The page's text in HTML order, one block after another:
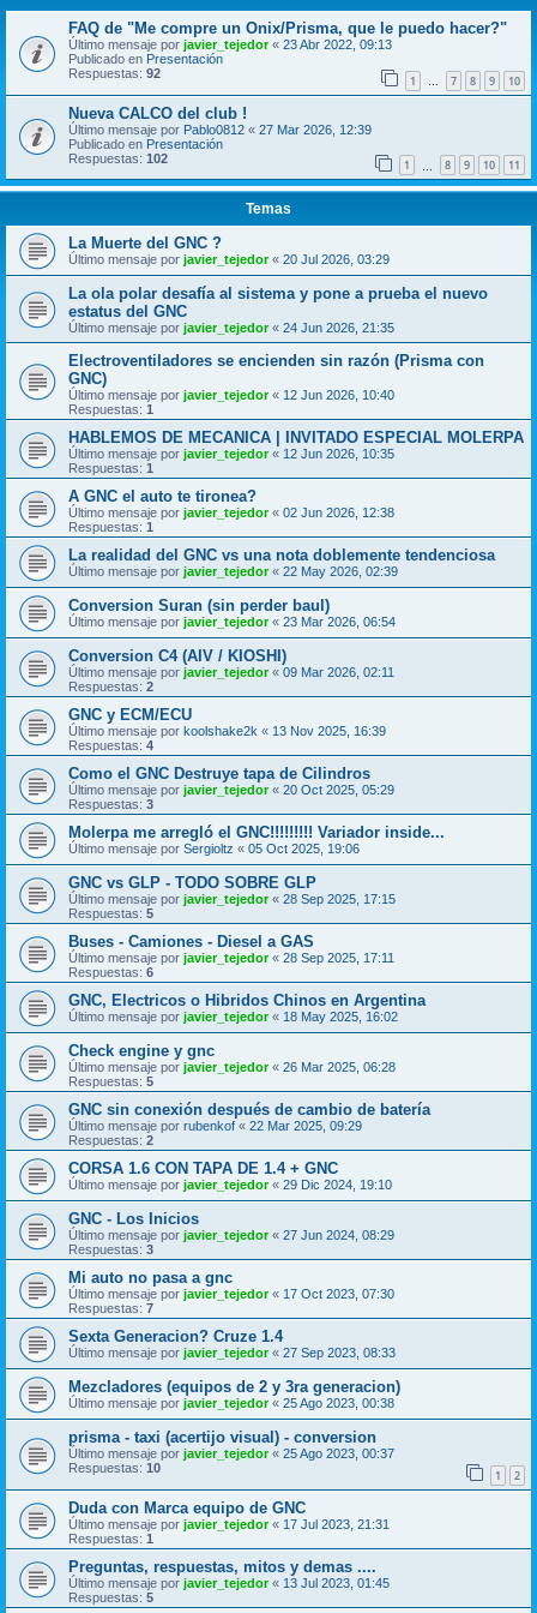
FAQ de "Me compre un Onix/Prisma, que le puedo hacer?"
Último mensaje por javier_tejedor« 23 Abr 2022, 09:13
Publicado en Presentación
Respuestas: 92 1 … 7 8 9 10
Nueva CALCO del club !
Último mensaje por Pablo0812 « 27 Mar 2026, 12:39
Publicado en Presentación
Respuestas: 102 1 8 9 10 11
Temas
La Muerte del GNC ?
Último mensaje por javier_tejedor« 20 Jul 2026, 03:29
La ola polar desafía al sistema y pone a prueba el nuevo
estatus del GNC
Último mensaje por javier_tejedor« 24 Jun 2026, 21:35
Electroventiladores se encienden sin razón (Prisma con
GNC)
Último mensaje por javier_tejedor« 12 Jun 2026, 10:40
Respuestas: 1
HABLEMOS DE MECANICA | INVITADO ESPECIAL MOLERPA
Último mensaje por javier_tejedor« 12 Jun 2026, 10:35
Respuestas: 1
A GNC el auto te tironea?
Último mensaje por javier_tejedor« 02 Jun 2026, 12:38
Respuestas: 1
La realidad del GNC vs una nota doblemente tendenciosa
Último mensaje por javier_tejedor« 22 May 2026, 02:39
Conversion Suran (sin perder baul)
Último mensaje por javier_tejedor« 23 Mar 2026, 06:54
Conversion C4 (AIV / KIOSHI)
Último mensaje por javier_tejedor« 09 Mar 2026, 02:11
Respuestas: 2
GNC y ECM/ECU
Último mensaje por koolshake2k « 13 Nov 2025, 16:39
Respuestas: 4
Como el GNC Destruye tapa de Cilindros
Último mensaje por javier_tejedor« 20 Oct 2025, 05:29
Respuestas: 3
Molerpa me arregló el GNC!!!!!!!!! Variador inside...
Último mensaje por Sergioltz « 05 Oct 2025, 19:06
GNC vs GLP - TODO SOBRE GLP
Último mensaje por javier_tejedor« 28 Sep 2025, 17:15
Respuestas: 5
Buses - Camiones - Diesel a GAS
Último mensaje por javier_tejedor« 28 Sep 2025, 17:11
Respuestas: 6
GNC, Electricos o Hibridos Chinos en Argentina
Último mensaje por javier_tejedor« 18 May 2025, 16:02
Check engine y gnc
Último mensaje por javier_tejedor« 26 Mar 2025, 06:28
Respuestas: 5
GNC sin conexión después de cambio de batería
Último mensaje por rubenkof « 22 Mar 2025, 09:29
Respuestas: 2
CORSA 1.6 CON TAPA DE 1.4 + GNC
Último mensaje por javier_tejedor« 29 Dic 2024, 19:10
GNC - Los Inicios
Último mensaje por javier_tejedor« 27 Jun 2024, 08:29
Respuestas: 3
Mi auto no pasa a gnc
Último mensaje por javier_tejedor« 17 Oct 2023, 07:30
Respuestas: 7
Sexta Generacion? Cruze 1.4
Último mensaje por javier_tejedor« 27 Sep 2023, 08:33
Mezcladores (equipos de 2 y 3ra generacion)
Último mensaje por javier_tejedor« 25 Ago 2023, 00:38
prisma - taxi (acertijo visual) - conversion
Último mensaje por javier_tejedor« 25 Ago 2023, 00:37
Respuestas: 10 1 2
Duda con Marca equipo de GNC
Último mensaje por javier_tejedor« 17 Jul 2023, 21:31
Respuestas: 1
Preguntas, respuestas, mitos y demas ....
Último mensaje por javier_tejedor« 13 Jul 2023, 01:45
Respuestas: 5